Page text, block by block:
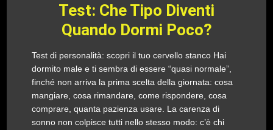
Test: Che Tipo Diventi
Quando Dormi Poco?
Test di personalità: scopri il tuo cervello stanco Hai
dormito male e ti sembra di essere “quasi normale”,
finché non arriva la prima scelta della giornata: cosa
mangiare, cosa rimandare, come rispondere, cosa
comprare, quanta pazienza usare. La carenza di
sonno non colpisce tutti nello stesso modo: c’è chi